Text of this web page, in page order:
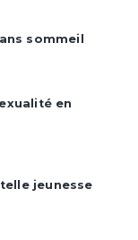
sommeil
en
jeunesse